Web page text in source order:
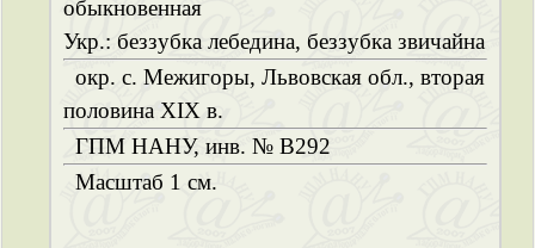
обыкновенная
Укр.: беззубка лебедина, беззубка звичайна
окр. с. Межигоры, Львовская обл., вторая
половина ХІХ в.
ГПМ НАНУ, инв. № B292
Масштаб 1 см.